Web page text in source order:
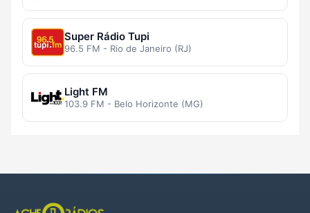
Super Rádio Tupi
96.5 FM - Rio de Janeiro (RJ)
Light FM
103.9 FM - Belo Horizonte (MG)